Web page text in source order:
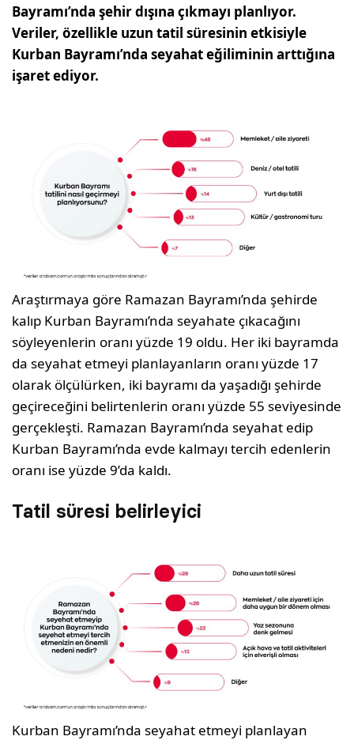
Bayramı’nda şehir dışına çıkmayı planlıyor.
Veriler, özellikle uzun tatil süresinin etkisiyle
Kurban Bayramı’nda seyahat eğiliminin arttığına
işaret ediyor.
Araştırmaya göre Ramazan Bayramı’nda şehirde
kalıp Kurban Bayramı’nda seyahate çıkacağını
söyleyenlerin oranı yüzde 19 oldu. Her iki bayramda
da seyahat etmeyi planlayanların oranı yüzde 17
olarak ölçülürken, iki bayramı da yaşadığı şehirde
geçireceğini belirtenlerin oranı yüzde 55 seviyesinde
gerçekleşti. Ramazan Bayramı’nda seyahat edip
Kurban Bayramı’nda evde kalmayı tercih edenlerin
oranı ise yüzde 9’da kaldı.
Tatil süresi belirleyici
Kurban Bayramı’nda seyahat etmeyi planlayan